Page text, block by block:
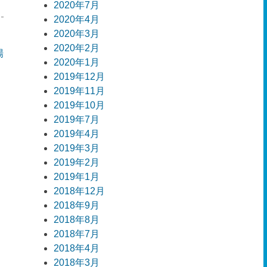
2020年7月
2020年4月
2020年3月
2020年2月
2020年1月
2019年12月
2019年11月
2019年10月
2019年7月
2019年4月
2019年3月
2019年2月
2019年1月
2018年12月
2018年9月
2018年8月
2018年7月
2018年4月
2018年3月